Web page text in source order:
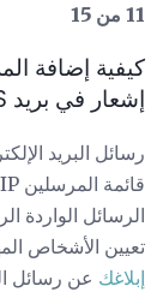
11 من 15
كيفية إضافة
إشعار في بريد iOS
رسائل البريد
الرسائل الواردة
تعيين الأشخاص
إبلاغك عن رسائل